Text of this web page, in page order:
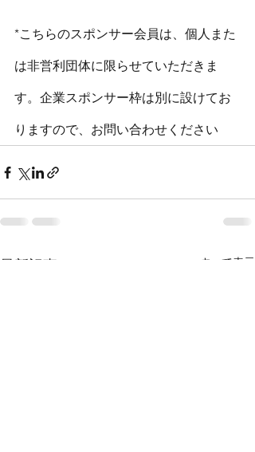
​*こちらのスポンサー会員は、個人また
は非営利団体に限らせていただきま
す。企業スポンサー枠は別に設けてお
りますので、お問い合わせください
最新記事 すべて表示